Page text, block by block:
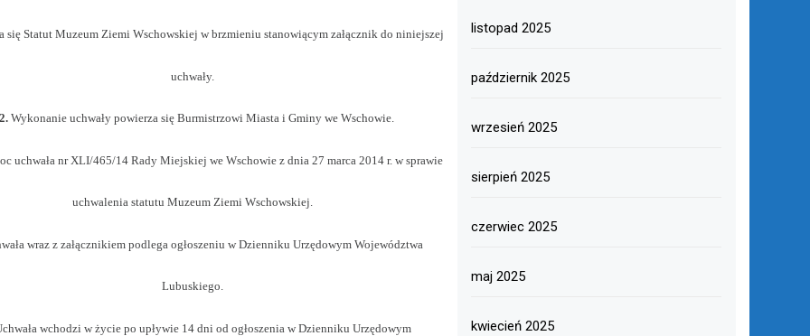
się Statut Muzeum Ziemi Wschowskiej w brzmieniu stanowiącym załącznik do niniejszej
uchwały.
2.Wykonanie uchwały powierza się Burmistrzowi Miasta iGminy we Wschowie.
uchwała nr XLI/465/14 Rady Miejskiej we Wschowie z dnia 27 marca 2014 r. w sprawie
uchwalenia statutu Muzeum Ziemi Wschowskiej.
wraz z załącznikiem podlega ogłoszeniu w Dzienniku Urzędowym Województwa
Lubuskiego.
wchodzi w życie po upływie 14 dni od ogłoszenia w Dzienniku Urzędowym
listopad 2025
październik 2025
wrzesień 2025
sierpień 2025
czerwiec 2025
maj 2025
kwiecień 2025